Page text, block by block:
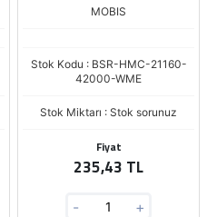
MOBIS
Stok Kodu : BSR-HMC-21160-
42000-WME
Stok Miktarı : Stok sorunuz
Fiyat
235,43 TL
- +